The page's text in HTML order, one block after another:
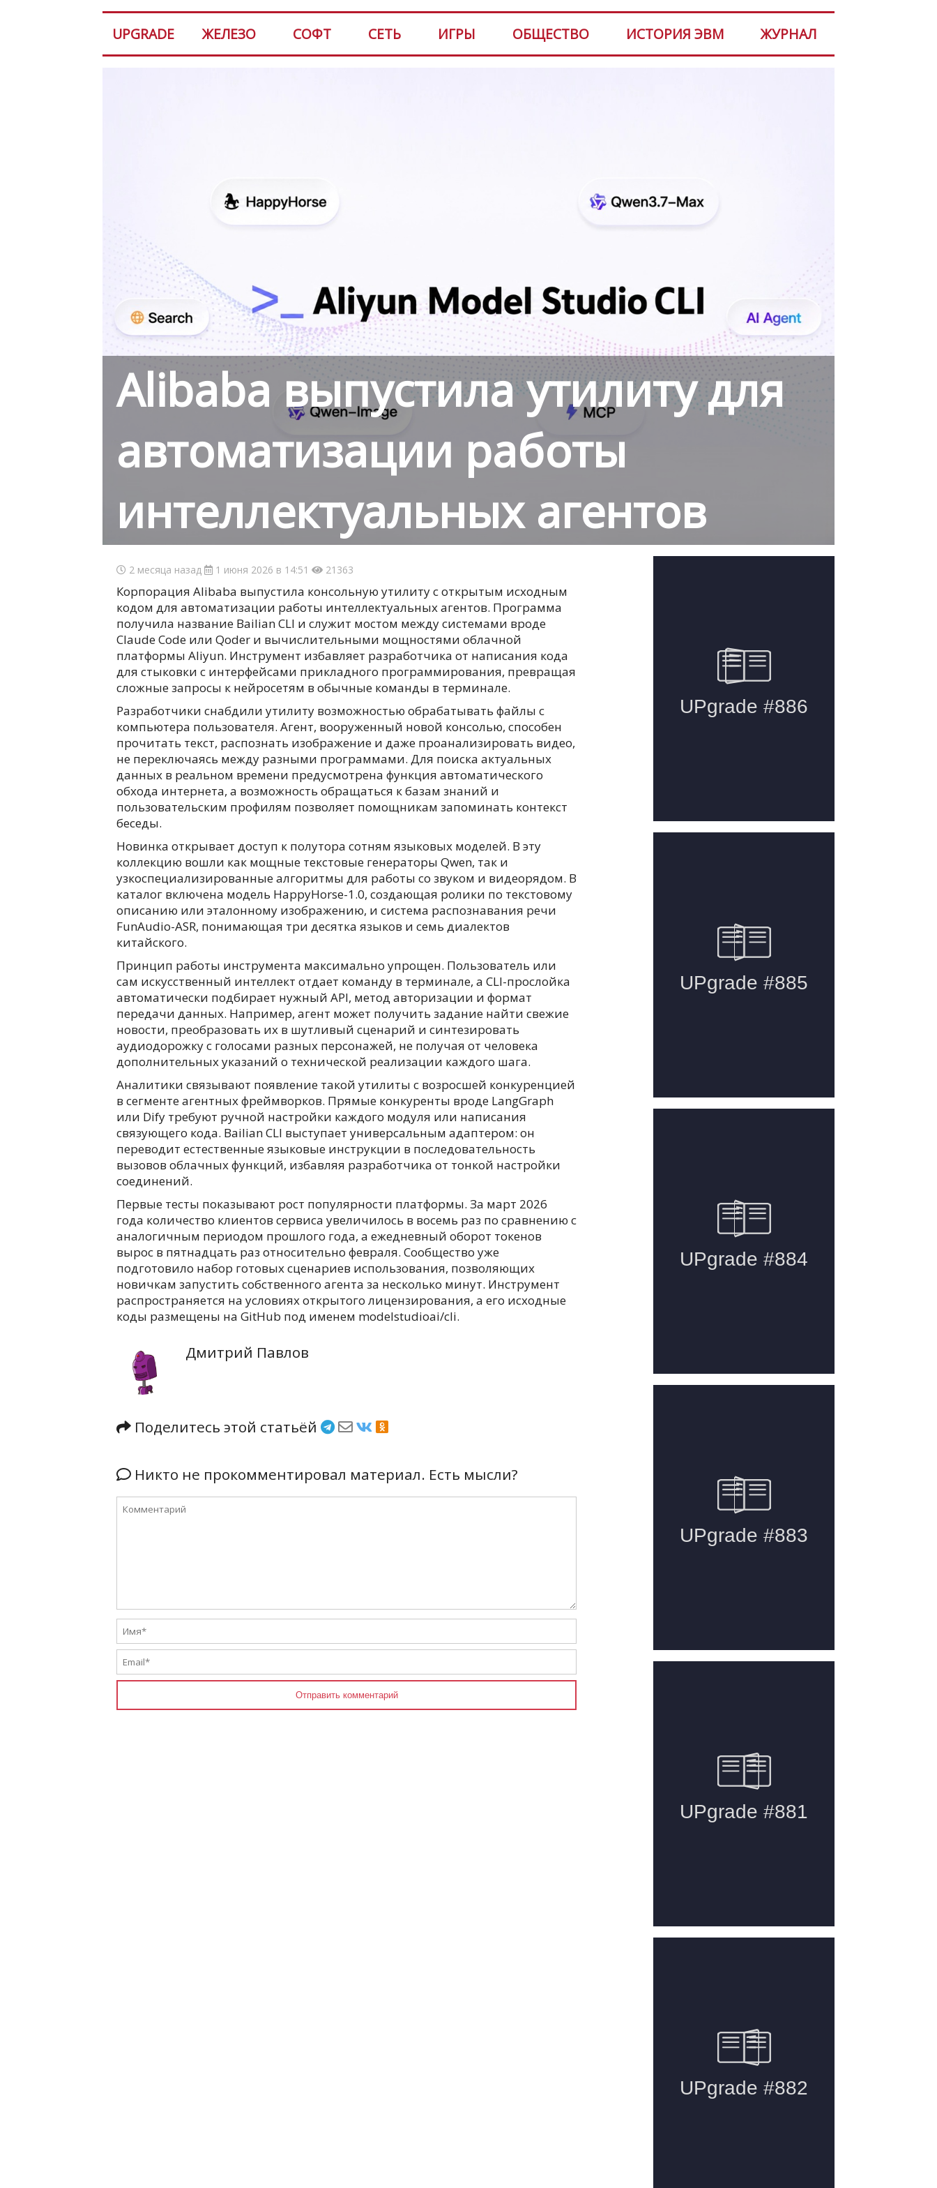
UPGRADE ЖЕЛЕЗО СОФТ СЕТЬ ИГРЫ ОБЩЕСТВО ИСТОРИЯ ЭВМ ЖУРНАЛ
Alibaba выпустила утилиту для
автоматизации работы
интеллектуальных агентов
2 месяца назад 1 июня 2026 в 14:51 21363
Корпорация Alibaba выпустила консольную утилиту с открытым исходным
кодом для автоматизации работы интеллектуальных агентов. Программа
получила название Bailian CLI и служит мостом между системами вроде
Claude Code или Qoder и вычислительными мощностями облачной
платформы Aliyun. Инструмент избавляет разработчика от написания кода
для стыковки с интерфейсами прикладного программирования, превращая
сложные запросы к нейросетям в обычные команды в терминале.
Разработчики снабдили утилиту возможностью обрабатывать файлы с
компьютера пользователя. Агент, вооруженный новой консолью, способен
прочитать текст, распознать изображение и даже проанализировать видео,
не переключаясь между разными программами. Для поиска актуальных
данных в реальном времени предусмотрена функция автоматического
обхода интернета, а возможность обращаться к базам знаний и
пользовательским профилям позволяет помощникам запоминать контекст
беседы.
Новинка открывает доступ к полутора сотням языковых моделей. В эту
коллекцию вошли как мощные текстовые генераторы Qwen, так и
узкоспециализированные алгоритмы для работы со звуком и видеорядом. В
каталог включена модель HappyHorse-1.0, создающая ролики по текстовому
описанию или эталонному изображению, и система распознавания речи
FunAudio-ASR, понимающая три десятка языков и семь диалектов
китайского.
Принцип работы инструмента максимально упрощен. Пользователь или
сам искусственный интеллект отдает команду в терминале, а CLI-прослойка
автоматически подбирает нужный API, метод авторизации и формат
передачи данных. Например, агент может получить задание найти свежие
новости, преобразовать их в шутливый сценарий и синтезировать
аудиодорожку с голосами разных персонажей, не получая от человека
дополнительных указаний о технической реализации каждого шага.
Аналитики связывают появление такой утилиты с возросшей конкуренцией
в сегменте агентных фреймворков. Прямые конкуренты вроде LangGraph
или Dify требуют ручной настройки каждого модуля или написания
связующего кода. Bailian CLI выступает универсальным адаптером: он
переводит естественные языковые инструкции в последовательность
вызовов облачных функций, избавляя разработчика от тонкой настройки
соединений.
Первые тесты показывают рост популярности платформы. За март 2026
года количество клиентов сервиса увеличилось в восемь раз по сравнению с
аналогичным периодом прошлого года, а ежедневный оборот токенов
вырос в пятнадцать раз относительно февраля. Сообщество уже
подготовило набор готовых сценариев использования, позволяющих
новичкам запустить собственного агента за несколько минут. Инструмент
распространяется на условиях открытого лицензирования, а его исходные
коды размещены на GitHub под именем modelstudioai/cli.
Дмитрий Павлов
Поделитесь этой статьёй
Никто не прокомментировал материал. Есть мысли?